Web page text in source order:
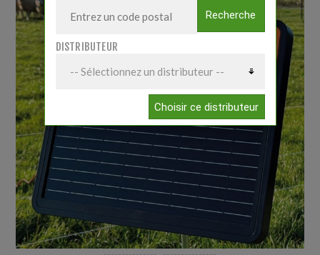
Recherche
DISTRIBUTEUR
Choisir ce distributeur